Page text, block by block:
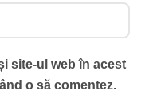
site-ul web în acest
o să comentez.